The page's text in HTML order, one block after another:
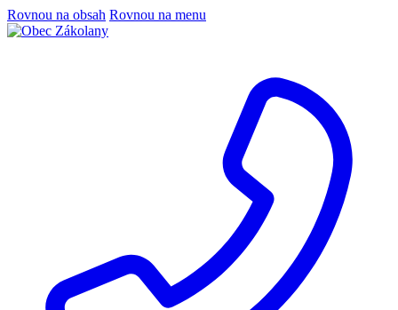
Rovnou na obsah Rovnou na menu